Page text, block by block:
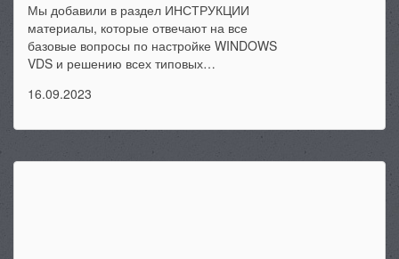
Мы добавили в раздел ИНСТРУКЦИИ
материалы, которые отвечают на все
базовые вопросы по настройке WINDOWS
VDS и решению всех типовых…
16.09.2023